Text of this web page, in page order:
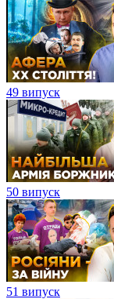
49 випуск
50 випуск
51 випуск